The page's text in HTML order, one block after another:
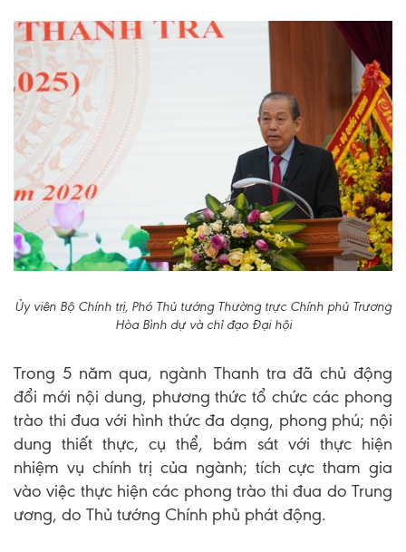
Ủy viên Bộ Chính trị, Phó Thủ tướng Thường trực Chính phủ Trương
Hòa Bình dự và chỉ đạo Đại hội
Trong 5 năm qua, ngành Thanh tra đã chủ động
đổi mới nội dung, phương thức tổ chức các phong
trào thi đua với hình thức đa dạng, phong phú; nội
dung thiết thực, cụ thể, bám sát với thực hiện
nhiệm vụ chính trị của ngành; tích cực tham gia
vào việc thực hiện các phong trào thi đua do Trung
ương, do Thủ tướng Chính phủ phát động.